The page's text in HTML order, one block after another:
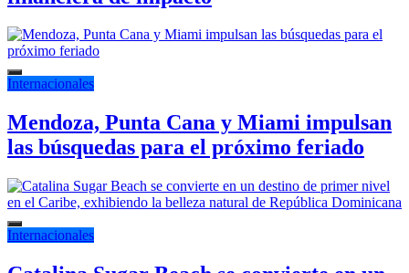
Internacionales
Mendoza, Punta Cana y Miami impulsan
las búsquedas para el próximo feriado
Internacionales